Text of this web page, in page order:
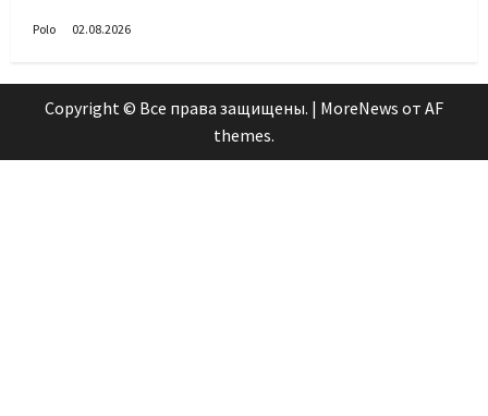
Polo 02.08.2026
Copyright © Все права защищены. | MoreNews от AF
themes.